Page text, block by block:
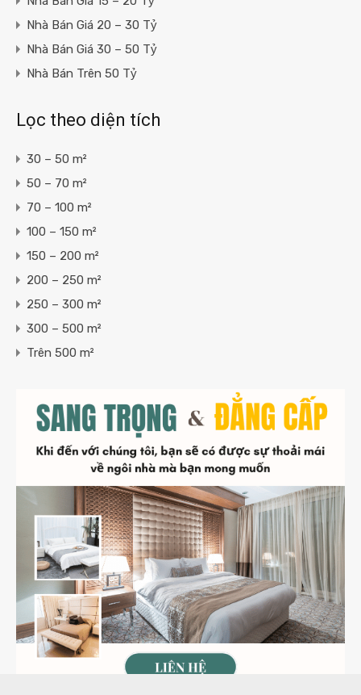
Nhà Bán Giá 20 – 30 Tỷ
Nhà Bán Giá 30 – 50 Tỷ
Nhà Bán Trên 50 Tỷ
Lọc theo diện tích
30 – 50 m²
50 – 70 m²
70 – 100 m²
100 – 150 m²
150 – 200 m²
200 – 250 m²
250 – 300 m²
300 – 500 m²
Trên 500 m²